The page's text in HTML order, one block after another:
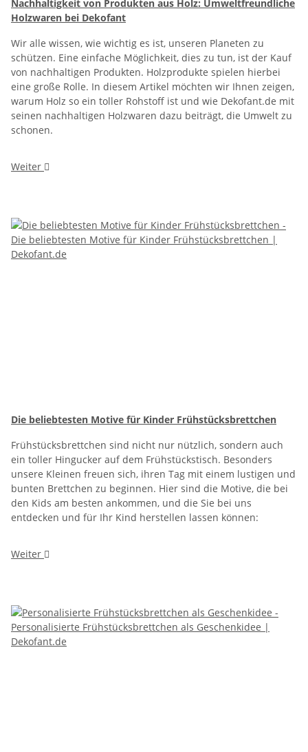
Nachhaltigkeit von Produkten aus Holz: Umweltfreundliche
Holzwaren bei Dekofant
Wir alle wissen, wie wichtig es ist, unseren Planeten zu
schützen. Eine einfache Möglichkeit, dies zu tun, ist der Kauf
von nachhaltigen Produkten. Holzprodukte spielen hierbei
eine große Rolle. In diesem Artikel möchten wir Ihnen zeigen,
warum Holz so ein toller Rohstoff ist und wie Dekofant.de mit
seinen nachhaltigen Holzwaren dazu beiträgt, die Umwelt zu
schonen.
Weiter
Die beliebtesten Motive für Kinder Frühstücksbrettchen
Frühstücksbrettchen sind nicht nur nützlich, sondern auch
ein toller Hingucker auf dem Frühstückstisch. Besonders
unsere Kleinen freuen sich, ihren Tag mit einem lustigen und
bunten Brettchen zu beginnen. Hier sind die Motive, die bei
den Kids am besten ankommen, und die Sie bei uns
entdecken und für Ihr Kind herstellen lassen können:
Weiter